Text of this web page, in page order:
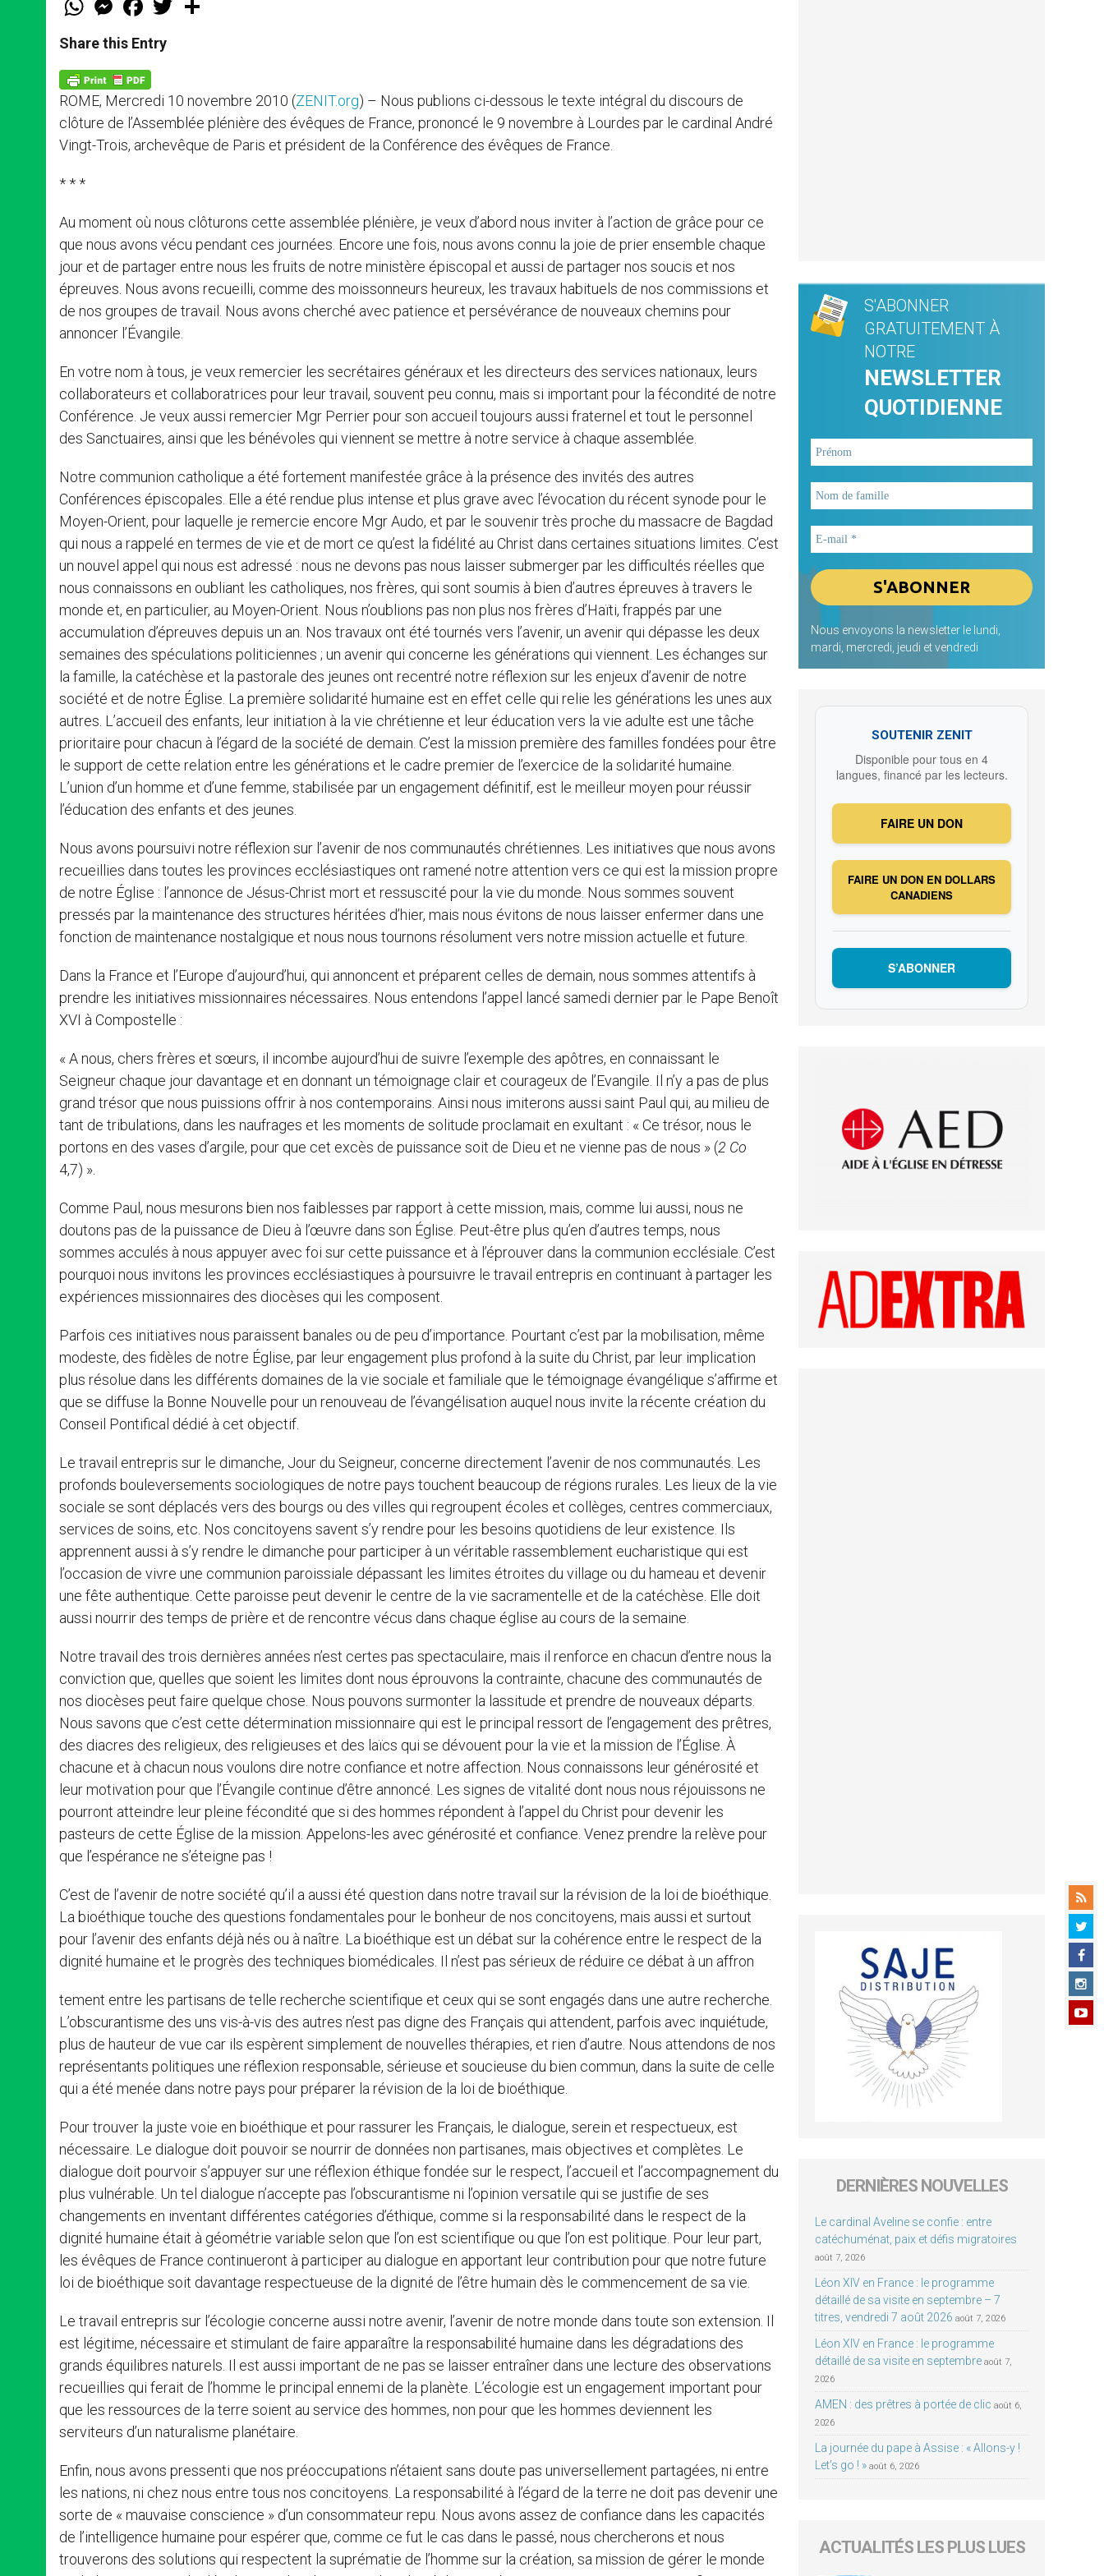
t
s
p
p
e
s
e
g
e
r
a
e
b
k
w
Share this Entry
ROME, Mercredi 10 novembre 2010 (ZENIT.org) – Nous publions ci-dessous le texte intégral du discours de
clôture de l’Assemblée plénière des évêques de France, prononcé le 9 novembre à Lourdes par le cardinal André
Vingt-Trois, archevêque de Paris et président de la Conférence des évêques de France.
* * *
Au moment où nous clôturons cette assemblée plénière, je veux d’abord nous inviter à l’action de grâce pour ce
que nous avons vécu pendant ces journées. Encore une fois, nous avons connu la joie de prier ensemble chaque
jour et de partager entre nous les fruits de notre ministère épiscopal et aussi de partager nos soucis et nos
épreuves. Nous avons recueilli, comme des moissonneurs heureux, les travaux habituels de nos commissions et
de nos groupes de travail. Nous avons cherché avec patience et persévérance de nouveaux chemins pour
annoncer l’Évangile.
En votre nom à tous, je veux remercier les secrétaires généraux et les directeurs des services nationaux, leurs
collaborateurs et collaboratrices pour leur travail, souvent peu connu, mais si important pour la fécondité de notre
Conférence. Je veux aussi remercier Mgr Perrier pour son accueil toujours aussi fraternel et tout le personnel
des Sanctuaires, ainsi que les bénévoles qui viennent se mettre à notre service à chaque assemblée.
Notre communion catholique a été fortement manifestée grâce à la présence des invités des autres
Conférences épiscopales. Elle a été rendue plus intense et plus grave avec l’évocation du récent synode pour le
Moyen-Orient, pour laquelle je remercie encore Mgr Audo, et par le souvenir très proche du massacre de Bagdad
qui nous a rappelé en termes de vie et de mort ce qu’est la fidélité au Christ dans certaines situations limites. C’est
un nouvel appel qui nous est adressé : nous ne devons pas nous laisser submerger par les difficultés réelles que
nous connaissons en oubliant les catholiques, nos frères, qui sont soumis à bien d’autres épreuves à travers le
monde et, en particulier, au Moyen-Orient. Nous n’oublions pas non plus nos frères d’Haïti, frappés par une
accumulation d’épreuves depuis un an. Nos travaux ont été tournés vers l’avenir, un avenir qui dépasse les deux
semaines des spéculations politiciennes ; un avenir qui concerne les générations qui viennent. Les échanges sur
la famille, la catéchèse et la pastorale des jeunes ont recentré notre réflexion sur les enjeux d’avenir de notre
société et de notre Église. La première solidarité humaine est en effet celle qui relie les générations les unes aux
autres. L’accueil des enfants, leur initiation à la vie chrétienne et leur éducation vers la vie adulte est une tâche
prioritaire pour chacun à l’égard de la société de demain. C’est la mission première des familles fondées pour être
le support de cette relation entre les générations et le cadre premier de l’exercice de la solidarité humaine.
L’union d’un homme et d’une femme, stabilisée par un engagement définitif, est le meilleur moyen pour réussir
l’éducation des enfants et des jeunes.
Nous avons poursuivi notre réflexion sur l’avenir de nos communautés chrétiennes. Les initiatives que nous avons
recueillies dans toutes les provinces ecclésiastiques ont ramené notre attention vers ce qui est la mission propre
de notre Église : l’annonce de Jésus-Christ mort et ressuscité pour la vie du monde. Nous sommes souvent
pressés par la maintenance des structures héritées d’hier, mais nous évitons de nous laisser enfermer dans une
fonction de maintenance nostalgique et nous nous tournons résolument vers notre mission actuelle et future.
Dans la France et l’Europe d’aujourd’hui, qui annoncent et préparent celles de demain, nous sommes attentifs à
prendre les initiatives missionnaires nécessaires. Nous entendons l’appel lancé samedi dernier par le Pape Benoît
XVI à Compostelle :
« A nous, chers frères et sœurs, il incombe aujourd’hui de suivre l’exemple des apôtres, en connaissant le
Seigneur chaque jour davantage et en donnant un témoignage clair et courageux de l’Evangile. Il n’y a pas de plus
grand trésor que nous puissions offrir à nos contemporains. Ainsi nous imiterons aussi saint Paul qui, au milieu de
tant de tribulations, dans les naufrages et les moments de solitude proclamait en exultant : « Ce trésor, nous le
portons en des vases d’argile, pour que cet excès de puissance soit de Dieu et ne vienne pas de nous » (2 Co
4,7) ».
Comme Paul, nous mesurons bien nos faiblesses par rapport à cette mission, mais, comme lui aussi, nous ne
doutons pas de la puissance de Dieu à l’œuvre dans son Église. Peut-être plus qu’en d’autres temps, nous
sommes acculés à nous appuyer avec foi sur cette puissance et à l’éprouver dans la communion ecclésiale. C’est
pourquoi nous invitons les provinces ecclésiastiques à poursuivre le travail entrepris en continuant à partager les
expériences missionnaires des diocèses qui les composent.
Parfois ces initiatives nous paraissent banales ou de peu d’importance. Pourtant c’est par la mobilisation, même
modeste, des fidèles de notre Église, par leur engagement plus profond à la suite du Christ, par leur implication
plus résolue dans les différents domaines de la vie sociale et familiale que le témoignage évangélique s’affirme et
que se diffuse la Bonne Nouvelle pour un renouveau de l’évangélisation auquel nous invite la récente création du
Conseil Pontifical dédié à cet objectif.
Le travail entrepris sur le dimanche, Jour du Seigneur, concerne directement l’avenir de nos communautés. Les
profonds bouleversements sociologiques de notre pays touchent beaucoup de régions rurales. Les lieux de la vie
sociale se sont déplacés vers des bourgs ou des villes qui regroupent écoles et collèges, centres commerciaux,
services de soins, etc. Nos concitoyens savent s’y rendre pour les besoins quotidiens de leur existence. Ils
apprennent aussi à s’y rendre le dimanche pour participer à un véritable rassemblement eucharistique qui est
l’occasion de vivre une communion paroissiale dépassant les limites étroites du village ou du hameau et devenir
une fête authentique. Cette paroisse peut devenir le centre de la vie sacramentelle et de la catéchèse. Elle doit
aussi nourrir des temps de prière et de rencontre vécus dans chaque église au cours de la semaine.
Notre travail des trois dernières années n’est certes pas spectaculaire, mais il renforce en chacun d’entre nous la
conviction que, quelles que soient les limites dont nous éprouvons la contrainte, chacune des communautés de
nos diocèses peut faire quelque chose. Nous pouvons surmonter la lassitude et prendre de nouveaux départs.
Nous savons que c’est cette détermination missionnaire qui est le principal ressort de l’engagement des prêtres,
des diacres des religieux, des religieuses et des laïcs qui se dévouent pour la vie et la mission de l’Église. À
chacune et à chacun nous voulons dire notre confiance et notre affection. Nous connaissons leur générosité et
leur motivation pour que l’Évangile continue d’être annoncé. Les signes de vitalité dont nous nous réjouissons ne
pourront atteindre leur pleine fécondité que si des hommes répondent à l’appel du Christ pour devenir les
pasteurs de cette Église de la mission. Appelons-les avec générosité et confiance. Venez prendre la relève pour
que l’espérance ne s’éteigne pas !
C’est de l’avenir de notre société qu’il a aussi été question dans notre travail sur la révision de la loi de bioéthique.
La bioéthique touche des questions fondamentales pour le bonheur de nos concitoyens, mais aussi et surtout
pour l’avenir des enfants déjà nés ou à naître. La bioéthique est un débat sur la cohérence entre le respect de la
dignité humaine et le progrès des techniques biomédicales. Il n’est pas sérieux de réduire ce débat à un affron
tement entre les partisans de telle recherche scientifique et ceux qui se sont engagés dans une autre recherche.
L’obscurantisme des uns vis-à-vis des autres n’est pas digne des Français qui attendent, parfois avec inquiétude,
plus de hauteur de vue car ils espèrent simplement de nouvelles thérapies, et rien d’autre. Nous attendons de nos
représentants politiques une réflexion responsable, sérieuse et soucieuse du bien commun, dans la suite de celle
qui a été menée dans notre pays pour préparer la révision de la loi de bioéthique.
Pour trouver la juste voie en bioéthique et pour rassurer les Français, le dialogue, serein et respectueux, est
nécessaire. Le dialogue doit pouvoir se nourrir de données non partisanes, mais objectives et complètes. Le
dialogue doit pourvoir s’appuyer sur une réflexion éthique fondée sur le respect, l’accueil et l’accompagnement du
plus vulnérable. Un tel dialogue n’accepte pas l’obscurantisme ni l’opinion versatile qui se justifie de ses
changements en inventant différentes catégories d’éthique, comme si la responsabilité dans le respect de la
dignité humaine était à géométrie variable selon que l’on est scientifique ou que l’on est politique. Pour leur part,
les évêques de France continueront à participer au dialogue en apportant leur contribution pour que notre future
loi de bioéthique soit davantage respectueuse de la dignité de l’être humain dès le commencement de sa vie.
Le travail entrepris sur l’écologie concerne aussi notre avenir, l’avenir de notre monde dans toute son extension. Il
est légitime, nécessaire et stimulant de faire apparaître la responsabilité humaine dans les dégradations des
grands équilibres naturels. Il est aussi important de ne pas se laisser entraîner dans une lecture des observations
recueillies qui ferait de l’homme le principal ennemi de la planète. L’écologie est un engagement important pour
que les ressources de la terre soient au service des hommes, non pour que les hommes deviennent les
serviteurs d’un naturalisme planétaire.
Enfin, nous avons pressenti que nos préoccupations n’étaient sans doute pas universellement partagées, ni entre
les nations, ni chez nous entre tous nos concitoyens. La responsabilité à l’égard de la terre ne doit pas devenir une
sorte de « mauvaise conscience » d’un consommateur repu. Nous avons assez de confiance dans les capacités
de l’intelligence humaine pour espérer que, comme ce fut le cas dans le passé, nous chercherons et nous
trouverons des solutions qui respectent la suprématie de l’homme sur la création, sa mission de gérer le monde
S'ABONNER
GRATUITEMENT À
NOTRE
NEWSLETTER
QUOTIDIENNE
Nous envoyons la newsletter le lundi,
mardi, mercredi, jeudi et vendredi
SOUTENIR ZENIT
Disponible pour tous en 4
langues, financé par les lecteurs.
FAIRE UN DON
FAIRE UN DON EN DOLLARS
CANADIENS
S’ABONNER
DERNIÈRES NOUVELLES
Le cardinal Aveline se confie : entre
catéchuménat, paix et défis migratoires
août 7, 2026
Léon XIV en France : le programme
détaillé de sa visite en septembre – 7
titres, vendredi 7 août 2026 août 7, 2026
Léon XIV en France : le programme
détaillé de sa visite en septembre août 7,
2026
AMEN : des prêtres à portée de clic août 6,
2026
La journée du pape à Assise : « Allons-y !
Let’s go ! » août 6, 2026
ACTUALITÉS LES PLUS LUES